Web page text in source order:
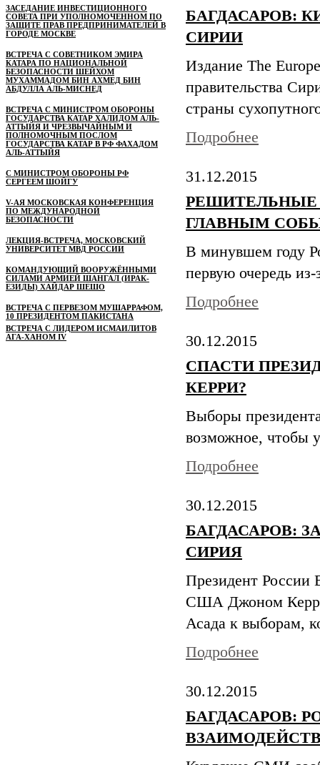
ЗАСЕДАНИЕ ИНВЕСТИЦИОННОГО
СОВЕТА ПРИ УПОЛНОМОЧЕННОМ ПО
ЗАЩИТЕ ПРАВ ПРЕДПРИНИМАТЕЛЕЙ В
ГОРОДЕ МОСКВЕ
ВСТРЕЧА С СОВЕТНИКОМ ЭМИРА
КАТАРА ПО НАЦИОНАЛЬНОЙ
БЕЗОПАСНОСТИ ШЕЙХОМ
МУХАММАДОМ БИН АХМЕД БИН
АБДУЛЛА АЛЬ-МИСНЕД
ВСТРЕЧА С МИНИСТРОМ ОБОРОНЫ
ГОСУДАРСТВА КАТАР ХАЛИДОМ АЛЬ-
АТТЫЙЯ И ЧРЕЗВЫЧАЙНЫМ И
ПОЛНОМОЧНЫМ ПОСЛОМ
ГОСУДАРСТВА КАТАР В РФ ФАХАДОМ
АЛЬ-АТТЫЙЯ
С МИНИСТРОМ ОБОРОНЫ РФ
СЕРГЕЕМ ШОЙГУ
V-АЯ МОСКОВСКАЯ КОНФЕРЕНЦИЯ
ПО МЕЖДУНАРОДНОЙ
БЕЗОПАСНОСТИ
ЛЕКЦИЯ-ВСТРЕЧА, МОСКОВСКИЙ
УНИВЕРСИТЕТ МВД РОССИИ
КОМАНДУЮЩИЙ ВООРУЖЁННЫМИ
СИЛАМИ АРМИЕЙ ШАНГАЛ (ИРАК-
ЕЗИДЫ) ХАЙДАР ШЕШО
ВСТРЕЧА С ПЕРВЕЗОМ МУШАРРАФОМ,
10 ПРЕЗИДЕНТОМ ПАКИСТАНА
ВСТРЕЧА С ЛИДЕРОМ ИСМАИЛИТОВ
АГА-ХАНОМ IV
БАГДАСАРОВ:
СИРИИ
Издание The
правительства
страны
Подробнее
31.12.2015
РЕШИТЕЛЬНЫЕ
ГЛАВНЫМ
В минувшем году
первую очередь
Подробнее
30.12.2015
СПАСТИ
КЕРРИ?
Выборы
возможное, чтобы
Подробнее
30.12.2015
БАГДАСАРОВ:
СИРИЯ
Президент России
США Джоном Керри
Асада к выборам,
Подробнее
30.12.2015
БАГДАСАРОВ: